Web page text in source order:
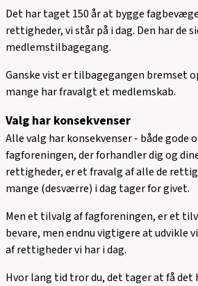
Det har taget 150 år at bygge
rettigheder, vi står på i dag. Den har de
medlemstilbagegang.
Ganske vist er tilbagegangen bremset
mange har fravalgt et medlemskab.
Valg har konsekvenser
Alle valg har konsekvenser - både gode
fagforeningen, der forhandler dig og
rettigheder, er et fravalg af alle de
mange (desværre) i dag tager for givet.
Men et tilvalg af fagforeningen, er et
bevare, men endnu vigtigere at udvikle
af rettigheder vi har i dag.
Hvor lang tid tror du, det tager at få det